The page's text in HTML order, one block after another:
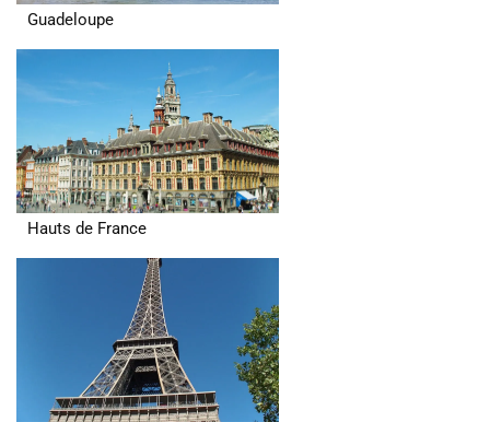
Guadeloupe
Hauts de France